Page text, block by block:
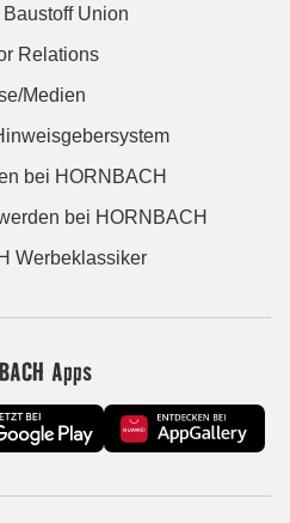
Union
Relations
Medien
bei HORNBACH
bei HORNBACH
Werbeklassiker
Apps